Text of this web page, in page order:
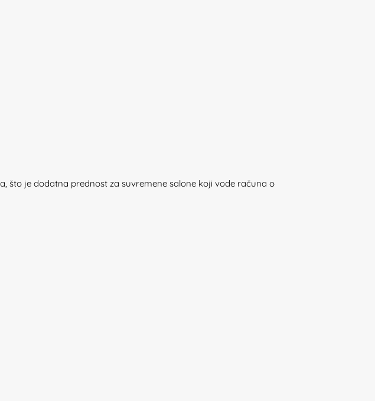
što je dodatna prednost za suvremene salone koji vode računa o